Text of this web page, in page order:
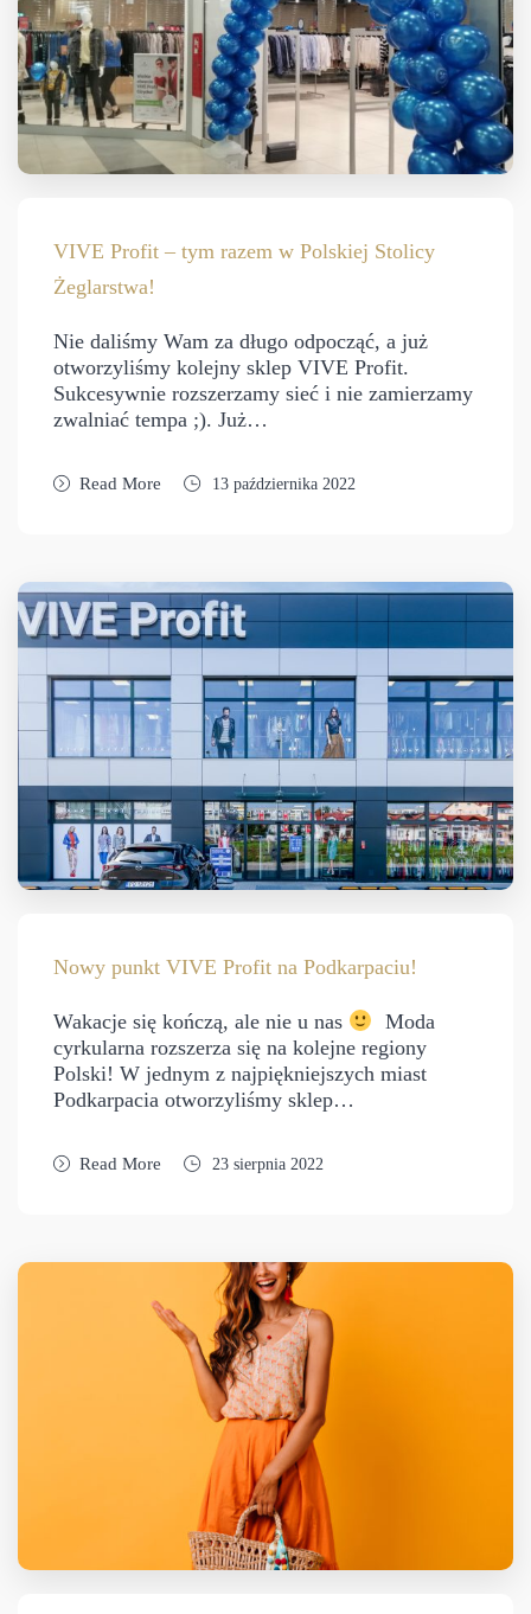
VIVE Profit – tym razem w Polskiej Stolicy
Żeglarstwa!
Nie daliśmy Wam za długo odpocząć, a już
otworzyliśmy kolejny sklep VIVE Profit.
Sukcesywnie rozszerzamy sieć i nie zamierzamy
zwalniać tempa ;). Już…
Read More 13 października 2022
Nowy punkt VIVE Profit na Podkarpaciu!
Wakacje się kończą, ale nie u nas
Moda
cyrkularna rozszerza się na kolejne regiony
Polski! W jednym z najpiękniejszych miast
Podkarpacia otworzyliśmy sklep…
Read More 23 sierpnia 2022